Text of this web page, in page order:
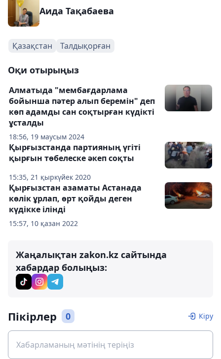
Аида Тақабаева
Қазақстан Талдықорған
Оқи отырыңыз
18:56, 19 маусым 2024
Алматыда "мембағдарлама
бойынша пәтер алып беремін" деп
көп адамды сан соқтырған күдікті
ұсталды
15:35, 21 қыркүйек 2020
Қырғызстанда партияның үгіті
қырғын төбелеске әкеп соқты
15:57, 10 қазан 2022
Қырғызстан азаматы Астанада
көлік ұрлап, өрт қойды деген
күдікке ілінді
Жаңалықтан zakon.kz сайтында
хабардар болыңыз:
Пікірлер 0 Кіру